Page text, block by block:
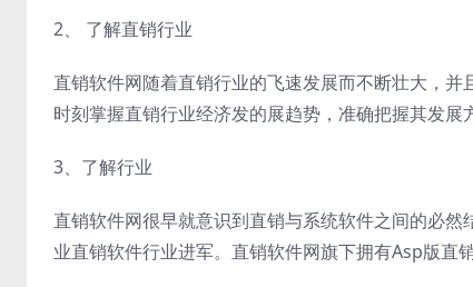
2、 了解直销行业
直销软件网随着直销行业的飞速发展而不断壮大，
时刻掌握直销行业经济发的展趋势，准确把握其发展
3、了解行业
直销软件网很早就意识到直销与系统软件之间的必
业直销软件行业进军。直销软件网旗下拥有Asp版直